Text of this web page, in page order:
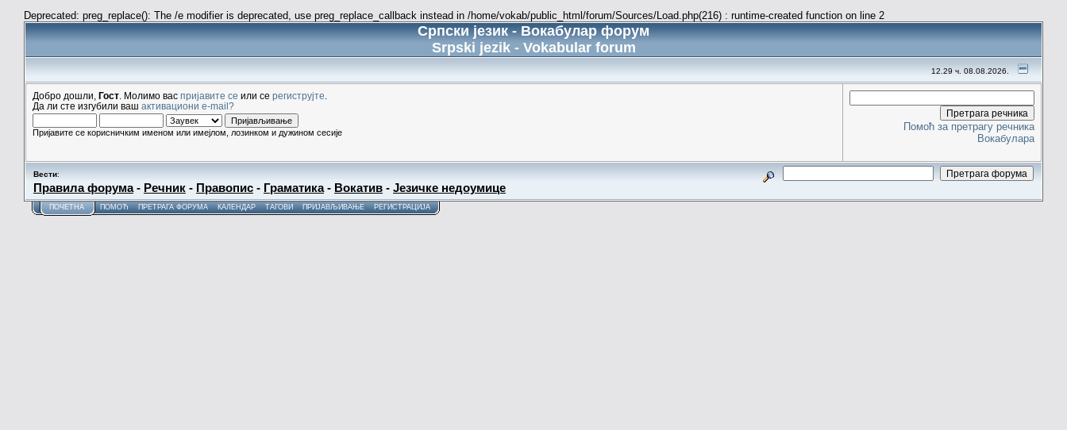
Deprecated: preg_replace(): The /e modifier is deprecated, use preg_replace_callback instead in /home/vokab/public_html/forum/Sources/Load.php(216) : runtime-created function on line 2
Српски језик - Вокабулар форум
Srpski jezik - Vokabular forum
12.29 ч. 08.08.2026.
Добро дошли, Гост . Молимо вас пријавите се или се региструјте
Да ли сте изгубили ваш активациони e-mail?
Пријавите се корисничким именом или имејлом, лозинком и дужином сесије
Помоћ за претрагу речника
Вокабулара
Вести:
Правила форума- Речник - Правопис - Граматика- Вокатив - Језичке недоумице
ПОЧЕТНА ПОМОЋ ПРЕТРАГА ФОРУМА КАЛЕНДАР ТАГОВИ ПРИЈАВЉИВАЊЕ РЕГИСТРАЦИЈА